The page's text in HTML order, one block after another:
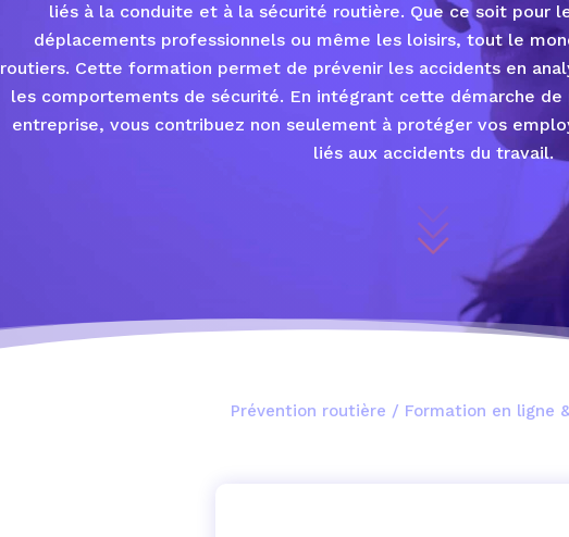
liés à la conduite et à la sécurité routière. Que ce soit pour
déplacements professionnels ou même les loisirs, tout le
routiers. Cette formation permet de prévenir les accidents en
les comportements de sécurité. En intégrant cette démarche de
entreprise, vous contribuez non seulement à protéger vos
liés aux accidents du travail.
Prévention routière / Formation en ligne